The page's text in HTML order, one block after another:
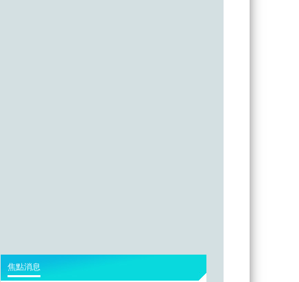
焦點消息